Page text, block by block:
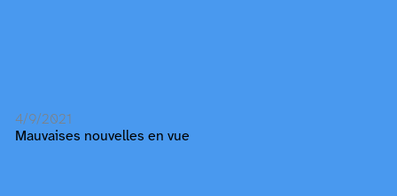
4/9/2021
Mauvaises nouvelles en vue